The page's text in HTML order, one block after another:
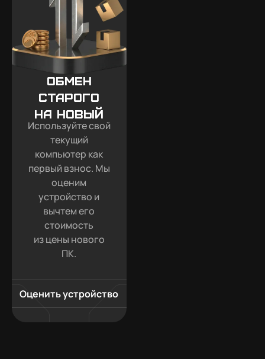
Обмен
старого
на новый
Используйте свой
текущий
компьютер как
первый взнос. Мы
оценим
устройство и
вычтем его
стоимость
из цены нового
ПК.
Оценить устройство